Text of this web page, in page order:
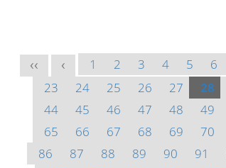
<< < 1 2 3 4 5 6
23
24 25 26 27 28
44
45 46 47 48 49
65
66 67 68 69 70
86
87 88 89 90 91